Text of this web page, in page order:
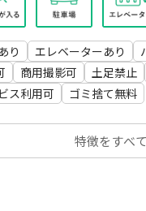
等様々な用途でご利
好きに飾って頂けます。
り エレベーターあり
商用撮影可 土足禁止
ス利用可 ゴミ捨て無料
特徴をすべ